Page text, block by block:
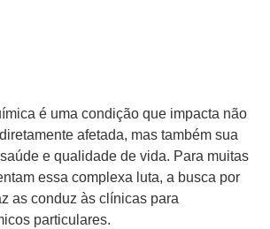
é uma condição que impacta não
afetada, mas também sua
e qualidade de vida. Para muitas
essa complexa luta, a busca por
as conduz às clínicas para
particulares.